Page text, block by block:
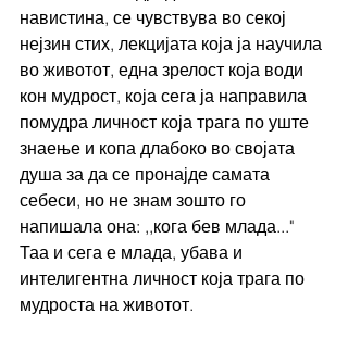
навистина, се чувствува во секој
нејзин стих, лекцијата која ја научила
во животот, една зрелост која води
кон мудрост, која сега ја направила
помудра личност која трага по уште
знаење и копа длабоко во својата
душа за да се пронајде самата
себеси, но не знам зошто го
напишала она: ,,кога бев млада..."
Таа и сега е млада, убава и
интелигентна личност која трага по
мудроста на животот.